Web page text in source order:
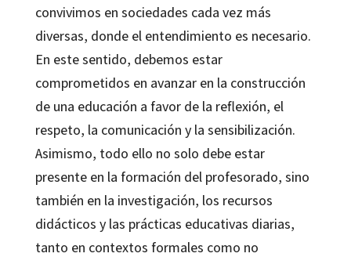
convivimos en sociedades cada vez más
diversas, donde el entendimiento es necesario.
En este sentido, debemos estar
comprometidos en avanzar en la construcción
de una educación a favor de la reflexión, el
respeto, la comunicación y la sensibilización.
Asimismo, todo ello no solo debe estar
presente en la formación del profesorado, sino
también en la investigación, los recursos
didácticos y las prácticas educativas diarias,
tanto en contextos formales como no